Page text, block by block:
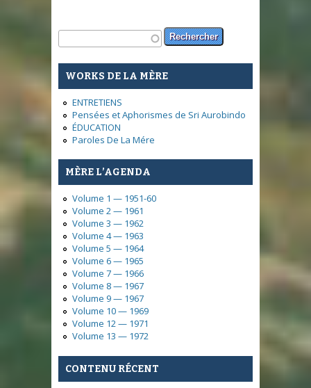
Formulaire de recherche
Rechercher
WORKS DE LA MÈRE
ENTRETIENS
Pensées et Aphorismes de Sri Aurobindo
ÉDUCATION
Paroles De La Mére
MÈRE L’AGENDA
Volume 1 — 1951-60
Volume 2 — 1961
Volume 3 — 1962
Volume 4 — 1963
Volume 5 — 1964
Volume 6 — 1965
Volume 7 — 1966
Volume 8 — 1967
Volume 9 — 1967
Volume 10 — 1969
Volume 12 — 1971
Volume 13 — 1972
CONTENU RÉCENT